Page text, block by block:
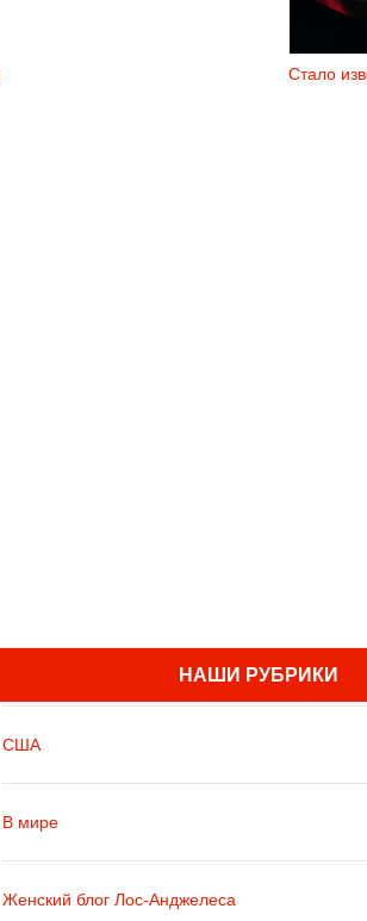
Стало
НАШИ РУБРИКИ
США
В мире
Женский блог Лос-Анджелеса